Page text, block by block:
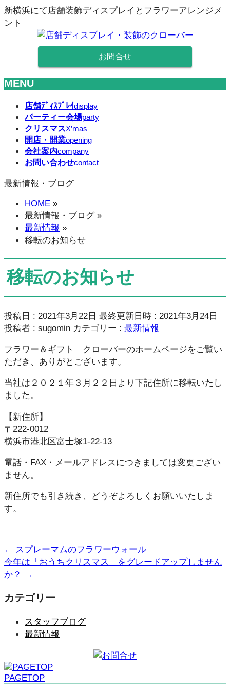
新横浜にて店舗装飾ディスプレイとフラワーアレンジメ
ント
お問合せ
MENU
ば
店舗ﾃﾞｨｽﾌﾟﾚｲdisplay
パーティー会場party
クリスマスX’mas
開店・開業opening
会社案内company
お問い合わせcontact
最新情報・ブログ
HOME »
最新情報・ブログ»
最新情報 »
移転のお知らせ
移転のお知らせ
投稿日 : 2021年3月22日 最終更新日時 : 2021年3月24日
投稿者 : sugomin カテゴリー : 最新情報
フラワー＆ギフト クローバーのホームページをご覧い
ただき、ありがとございます。
当社は２０２１年３月２２日より下記住所に移転いたし
ました。
【新住所】
〒222-0012
横浜市港北区富士塚1-22-13
電話・FAX・メールアドレスにつきましては変更ござい
ません。
新住所でも引き続き、どうぞよろしくお願いいたしま
す。
← スプレーマムのフラワーウォール
今年は「おうちクリスマス」をグレードアップしません
か？ →
カテゴリー
スタッフブログ
最新情報
PAGETOP